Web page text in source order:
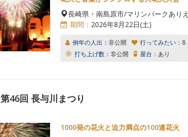
長崎県・南島原市/マリンパークありえ
期間： 2026年8月22日(土)
例年の人出： 非公開 行ってみたい： 8
打ち上げ数： 非公開 屋台： あり
第46回 長与川まつり
1000発の花火と迫力満点の100連花火